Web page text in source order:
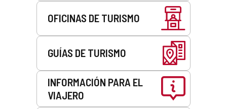
OFICINAS DE TURISMO
GUÍAS DE TURISMO
INFORMACIÓN PARA EL
VIAJERO